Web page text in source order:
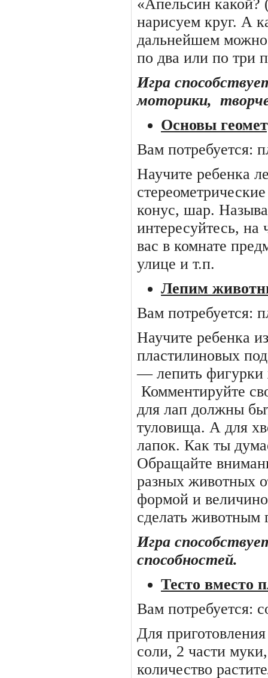
«Апельсин
нарисуем круг. А
дальнейшем можно
по два или по три
Игра
моторики,
Основы
Вам потребуется:
Научите ребенка
конус, шар.
интересуйтесь, на
вас в комнате
улице и т.п.
Лепим
Вам потребуется:
Научите ребенка
пластилиновых
— лепить фигурки
Комментируйте
для лап должны
туловища. А для
лапок. Как ты
Обращайте
разных животных
формой и
сделать животным
Игра
способностей.
Тесто вместо
Вам потребуется:
Для приготовления
соли, 2 части
количество